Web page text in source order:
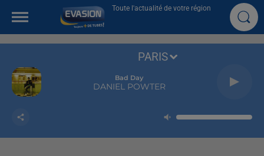
Toute l'actualité de votre région
Bad Day
DANIEL POWTER
PARIS